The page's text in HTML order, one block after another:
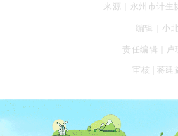
来源｜永州市计生
编辑｜小
责任编辑｜ 卢
审核 | 蒋建